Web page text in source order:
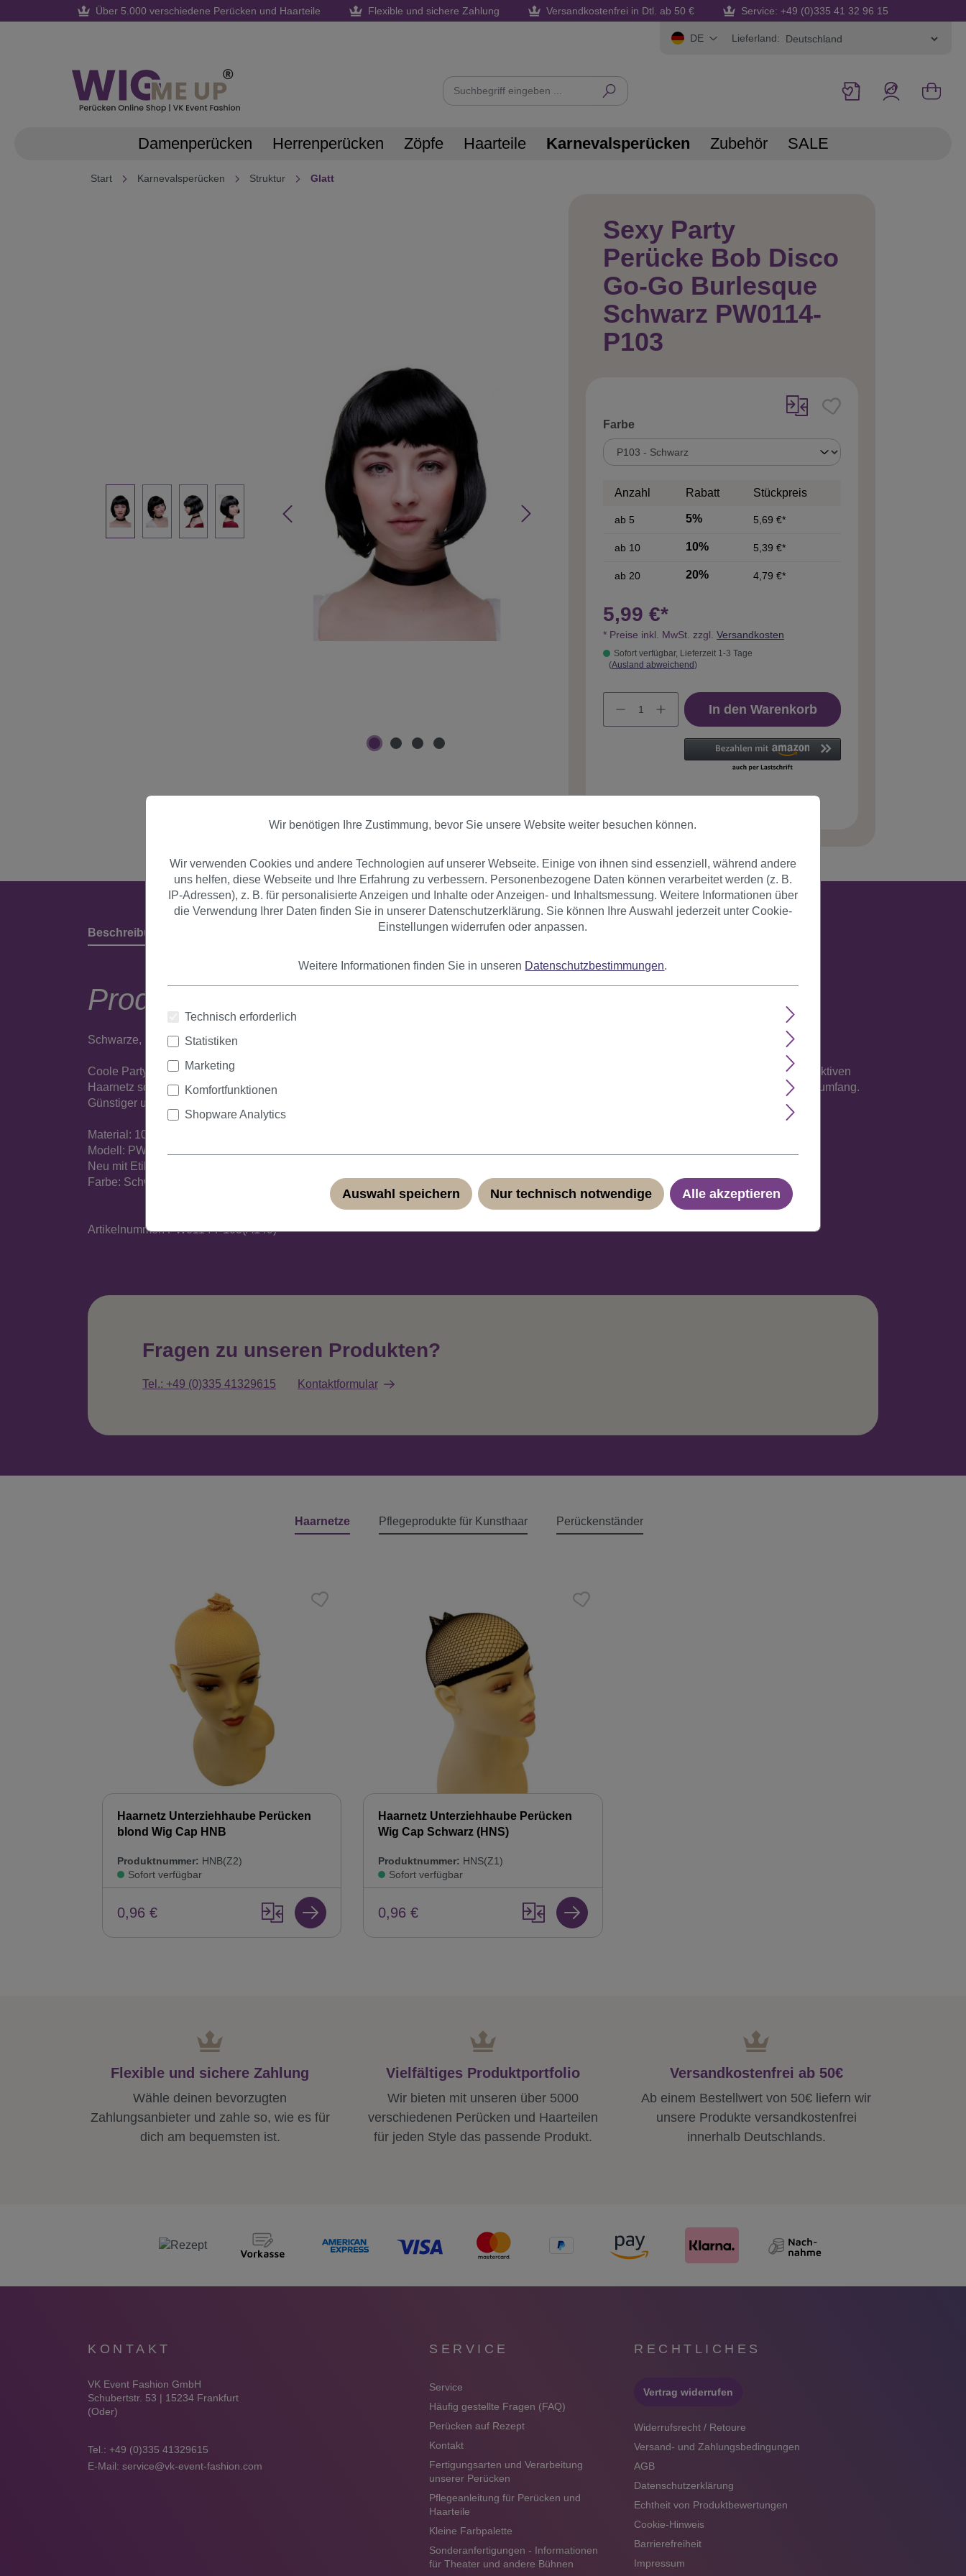
Zur Hauptnavigation springen
Über 5.000 verschiedene Perücken und Haarteile Flexible und sichere Zahlung Versandkostenfrei in Dtl. ab 50 € Service: +49 (0)335 41 32 96 15
DE Lieferland:
Damenperücken Herrenperücken Zöpfe Haarteile Karnevalsperücken Zubehör SALE
Start Karnevalsperücken Struktur Glatt
Sexy Party
Perücke Bob Disco
Go-Go Burlesque
Schwarz PW0114-
P103
Farbeauswählen
Anzahl Rabatt Stückpreis
ab 5 5% 5,69 €*
ab 10 10% 5,39 €*
ab 20 20% 4,79 €*
5,99 €*
* Preise inkl. MwSt. zzgl. Versandkosten
Sofort verfügbar, Lieferzeit 1-3 Tage
(Ausland abweichend)
In den Warenkorb
Beschreibung Bewertungen
Produktbeschreibung
Schwarze, kurze Faschingsperücke mit Bob-Schnitt.
Coole Party-Perücke aus Kunstfaser, der Hingucker auf jeder Kostümparty! Das geringe Eigengewicht und die Verarbeitung auf einem atmungsaktiven
Haarnetz sorgen für ein angenehmes Tragegefühl. Durch das Haarnetz passt sich die Perücke jeder Kopfgrösse an, maximal jedoch 62 cm Kopfumfang.
Günstiger und diskreter Versand.
Material: 100% Polyester
Modell: PW0114
Neu mit Etikett
Farbe: Schwarz (P103)
Artikelnummer: PW0114-P103(A149)
Fragen zu unseren Produkten?
Tel.: +49 (0)335 41329615 Kontaktformular
Haarnetze Pflegeprodukte für Kunsthaar Perückenständer
Haarnetz Unterziehhaube Perücken
blond Wig Cap HNB
Produktnummer: HNB(Z2)
Sofort verfügbar
0,96 €
Haarnetz Unterziehhaube Perücken
Wig Cap Schwarz (HNS)
Produktnummer: HNS(Z1)
Sofort verfügbar
0,96 €
Flexible und sichere Zahlung
Wähle deinen bevorzugten
Zahlungsanbieter und zahle so, wie es für
dich am bequemsten ist.
Vielfältiges Produktportfolio
Wir bieten mit unseren über 5000
verschiedenen Perücken und Haarteilen
für jeden Style das passende Produkt.
Versandkostenfrei ab 50€
Ab einem Bestellwert von 50€ liefern wir
unsere Produkte versandkostenfrei
innerhalb Deutschlands.
KONTAKT
VK Event Fashion GmbH
Schubertstr. 53 | 15234 Frankfurt
(Oder)
Tel.: +49 (0)335 41329615
E-Mail: service@vk-event-fashion.com
SERVICE
Service
Häufig gestellte Fragen (FAQ)
Perücken auf Rezept
Kontakt
Fertigungsarten und Verarbeitung
unserer Perücken
Pflegeanleitung für Perücken und
Haarteile
Kleine Farbpalette
Sonderanfertigungen - Informationen
für Theater und andere Bühnen
RECHTLICHES
Vertrag widerrufen
Widerrufsrecht / Retoure
Versand- und Zahlungsbedingungen
AGB
Datenschutzerklärung
Echtheit von Produktbewertungen
Cookie-Hinweis
Barrierefreiheit
Impressum
Wir benötigen Ihre Zustimmung, bevor Sie unsere Website weiter besuchen können.
Wir verwenden Cookies und andere Technologien auf unserer Webseite. Einige von ihnen sind essenziell, während andere
uns helfen, diese Webseite und Ihre Erfahrung zu verbessern. Personenbezogene Daten können verarbeitet werden (z. B.
IP-Adressen), z. B. für personalisierte Anzeigen und Inhalte oder Anzeigen- und Inhaltsmessung. Weitere Informationen über
die Verwendung Ihrer Daten finden Sie in unserer Datenschutzerklärung. Sie können Ihre Auswahl jederzeit unter Cookie-
Einstellungen widerrufen oder anpassen.
Weitere Informationen finden Sie in unseren Datenschutzbestimmungen.
Technisch erforderlich
Statistiken
Marketing
Komfortfunktionen
Shopware Analytics
Auswahl speichern Nur technisch notwendige Alle akzeptieren